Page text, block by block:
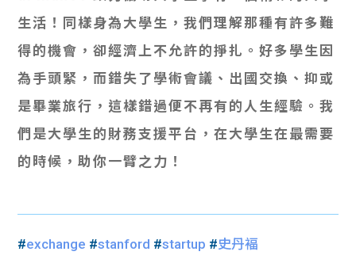
生活！同樣身為大學生，我們理解那種有許多難
得的機會，卻經濟上不允許的掙扎。好多學生因
為手頭緊，而錯失了學術會議、出國交換、抑或
是畢業旅行，這樣錯過便不再有的人生經驗。我
們是大學生的財務支援平台，在大學生在最需要
的時候，助你一臂之力！
#exchange #stanford #startup #史丹褔